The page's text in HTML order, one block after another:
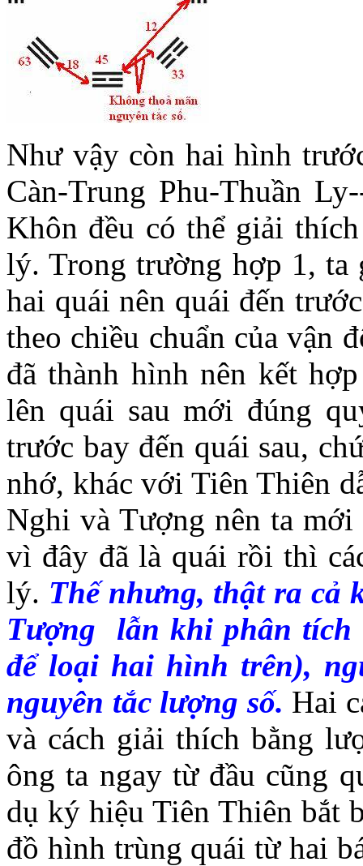
Như vậy còn hai hình
Càn-Trung Phu-Thuần
Khôn đều có thể giải
lý. Trong trường hợp 1,
hai quái nên quái đến
theo chiều chuẩn của vận
đã thành hình nên kết
lên quái sau mới đúng
trước bay đến quái sau,
nhớ, khác với Tiên Thiên
Nghi và Tượng nên ta
vì đây đã là quái rồi thì
lý. Thế nhưng, thật ra cả
Tượng lẫn khi phân tích
để loại hai hình trên),
nguyên tắc lượng số. Hai
và cách giải thích bằng
ông ta ngay từ đầu cũng
dụ ký hiệu Tiên Thiên bắt
đồ hình trùng quái từ hai